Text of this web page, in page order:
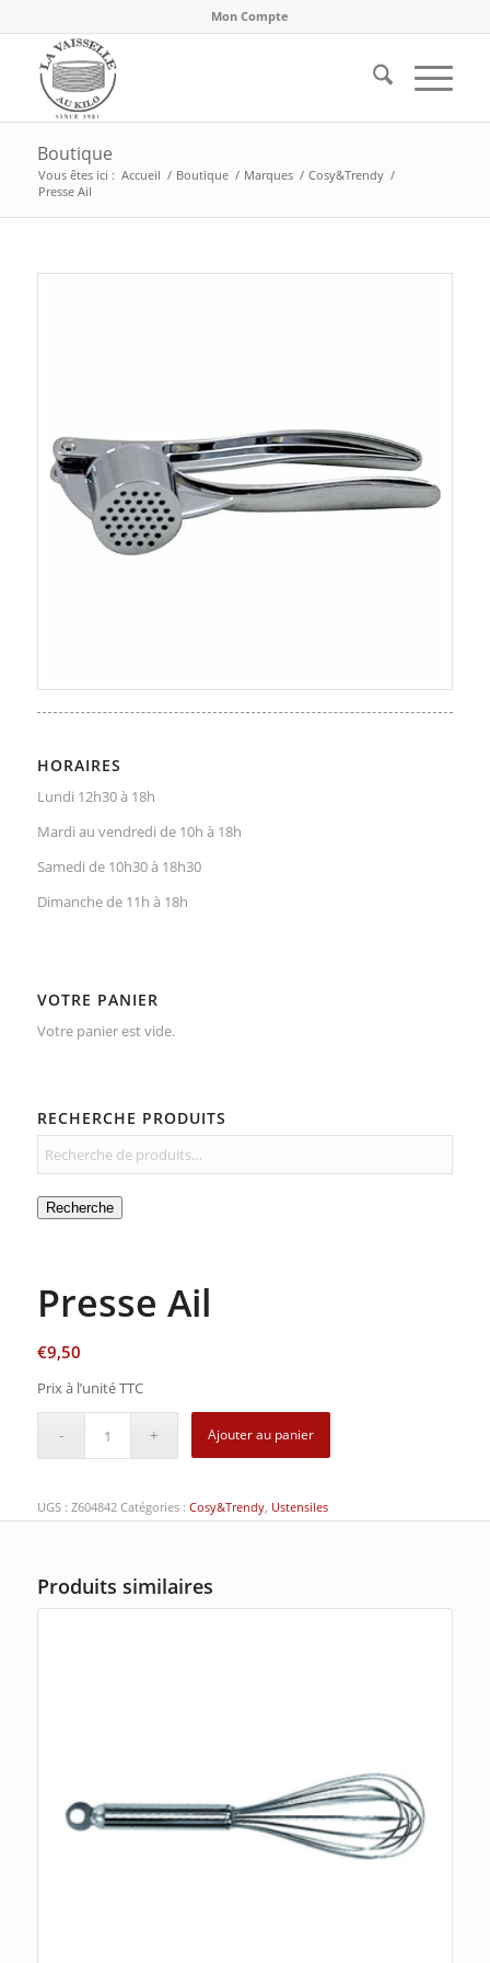
Mon Compte
Boutique
Vous êtes ici : Accueil / Boutique / Marques / Cosy&Trendy /
Presse Ail
HORAIRES
Lundi 12h30 à 18h
Mardi au vendredi de 10h à 18h
Samedi de 10h30 à 18h30
Dimanche de 11h à 18h
VOTRE PANIER
Votre panier est vide.
RECHERCHE PRODUITS
Recherche
Presse Ail
€9,50
Prix à l’unité TTC
Ajouter au panier
UGS : Z604842 Catégories : Cosy&Trendy, Ustensiles
Produits similaires